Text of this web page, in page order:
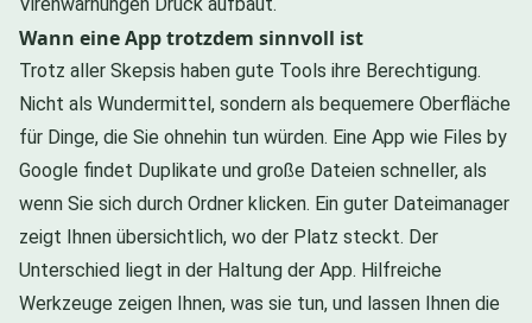
Wann eine App trotzdem sinnvoll ist
Trotz aller Skepsis haben gute Tools ihre Berechtigung.
Nicht als Wundermittel, sondern als bequemere Oberfläche
für Dinge, die Sie ohnehin tun würden. Eine App wie Files by
Google findet Duplikate und große Dateien schneller, als
wenn Sie sich durch Ordner klicken. Ein guter Dateimanager
zeigt Ihnen übersichtlich, wo der Platz steckt. Der
Unterschied liegt in der Haltung der App. Hilfreiche
Werkzeuge zeigen Ihnen, was sie tun, und lassen Ihnen die